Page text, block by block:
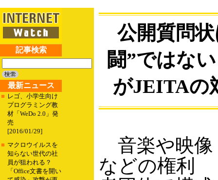
記事検索
最新ニュース
■ レゴ、小学生向け
プログラミング教
材「WeDo 2.0」発
売
[2016/01/29]
■ マクロウイルスを
知らない世代の社
員が狙われる？
「Office文書を開い
公開質問
闘”ではな
がJEITAの
音楽や映像
などの権利